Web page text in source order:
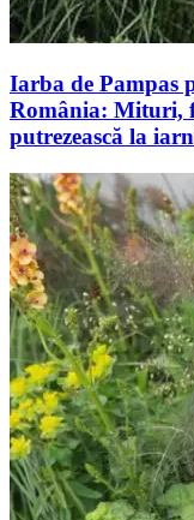
Iarba de Pampas
România: Mituri,
putrezească la